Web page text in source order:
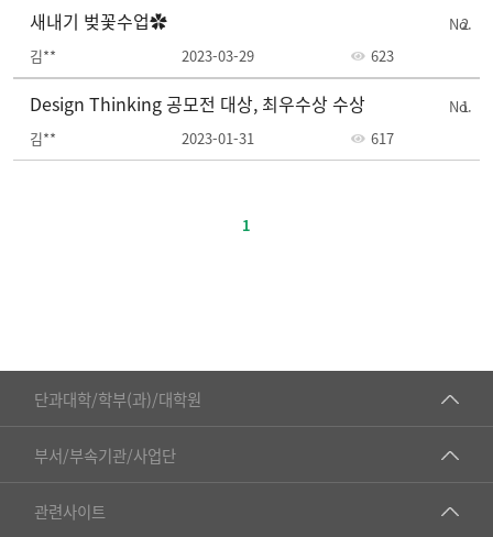
목,
록
2
새내기 벚꽃수업✿
김** 2023-03-29 623
1
Design Thinking 공모전 대상, 최우수상 수상
김** 2023-01-31 617
1
단과대학/학부(과)/대학원
■인문대학
▷국어국문학부
▷일본어·일본학과
부서/부속기관/사업단
공동기기센터
공학교육혁신센터
관련사이트
건강가정지원센터